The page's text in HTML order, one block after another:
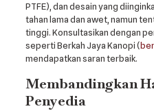
PTFE), dan desain yang
tahan lama dan awet, namun
tinggi. Konsultasikan dengan
seperti Berkah Jaya Kanopi (
mendapatkan saran terbaik.
Membandingkan
Penyedia